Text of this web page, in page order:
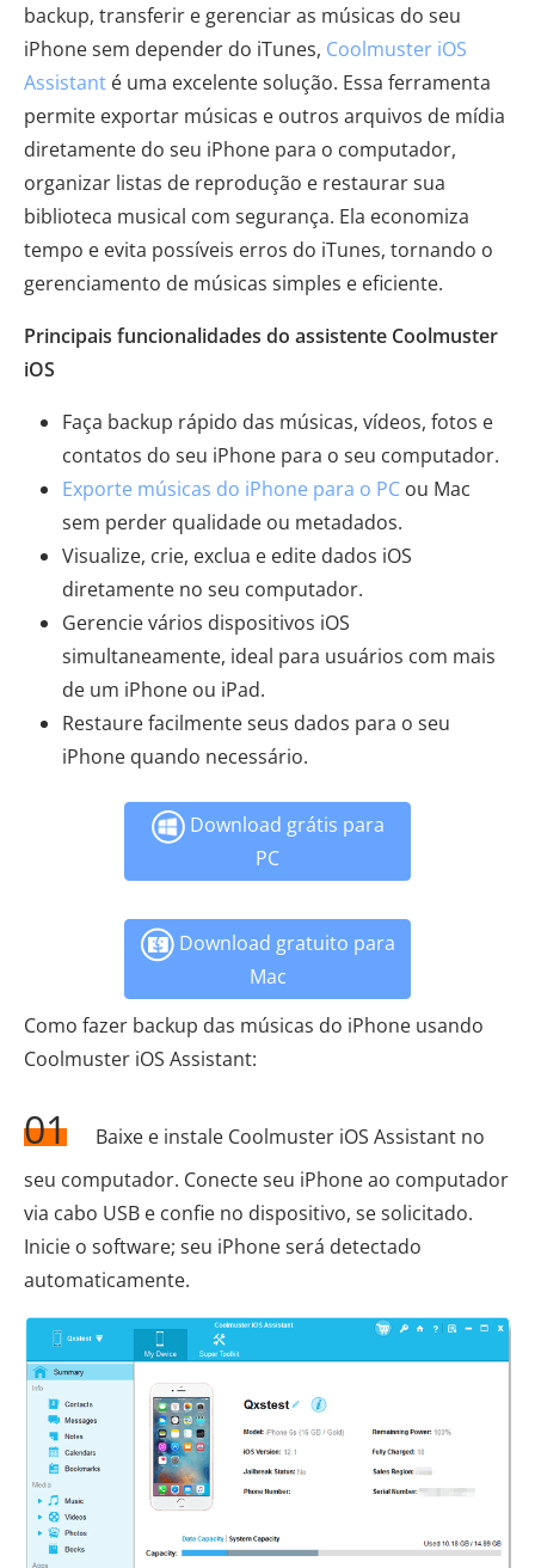
backup, transferir e gerenciar as músicas do seu
iPhone sem depender do iTunes, Coolmuster iOS
Assistant é uma excelente solução. Essa ferramenta
permite exportar músicas e outros arquivos de mídia
diretamente do seu iPhone para o computador,
organizar listas de reprodução e restaurar sua
biblioteca musical com segurança. Ela economiza
tempo e evita possíveis erros do iTunes, tornando o
gerenciamento de músicas simples e eficiente.
Principais funcionalidades do assistente Coolmuster
iOS
Faça backup rápido das músicas, vídeos, fotos e
contatos do seu iPhone para o seu computador.
Exporte músicas do iPhone para o PC ou Mac
sem perder qualidade ou metadados.
Visualize, crie, exclua e edite dados iOS
diretamente no seu computador.
Gerencie vários dispositivos iOS
simultaneamente, ideal para usuários com mais
de um iPhone ou iPad.
Restaure facilmente seus dados para o seu
iPhone quando necessário.
Download grátis para
PC
Download gratuito para
Mac
Como fazer backup das músicas do iPhone usando
Coolmuster iOS Assistant:
01
Baixe e instale Coolmuster iOS Assistant no
seu computador. Conecte seu iPhone ao computador
via cabo USB e confie no dispositivo, se solicitado.
Inicie o software; seu iPhone será detectado
automaticamente.